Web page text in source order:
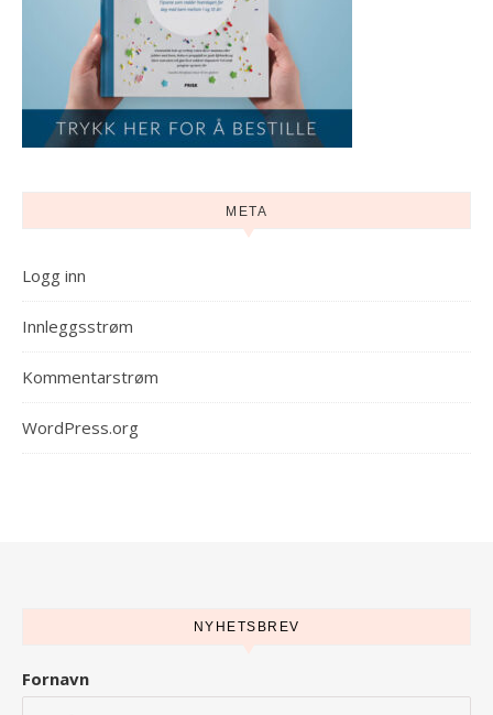
META
Logg inn
Innleggsstrøm
Kommentarstrøm
WordPress.org
NYHETSBREV
Fornavn